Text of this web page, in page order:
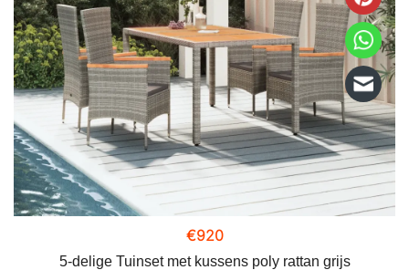
€920
5-delige Tuinset met kussens poly rattan grijs